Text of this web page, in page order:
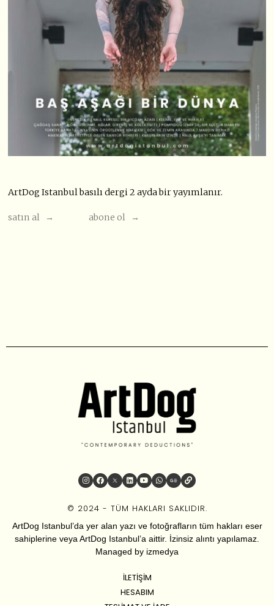
ArtDog Istanbul basılı dergi 2 ayda bir yayımlanır.
satın al → abone ol →
© 2024 - TÜM HAKLARI SAKLIDIR.
ArtDog Istanbul’da yer alan yazı ve fotoğrafların tüm hakları eser
sahiplerine veya ArtDog Istanbul’a aittir. İzinsiz alıntı yapılamaz.
Managed by izmedya
İLETIŞIM
HESABIM